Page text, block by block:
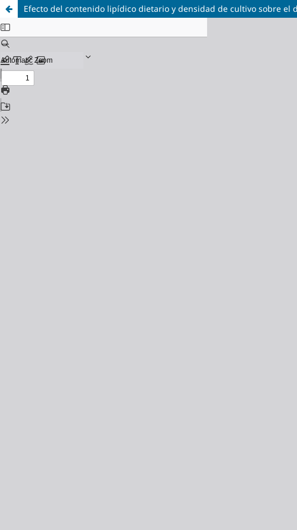
Efecto del contenido lipídico dietario y densidad de cultivo sobre el